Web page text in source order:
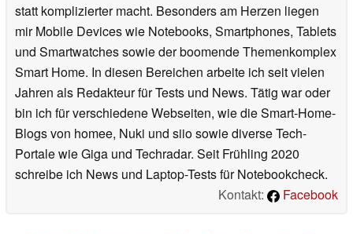
statt komplizierter macht. Besonders am Herzen liegen
mir Mobile Devices wie Notebooks, Smartphones, Tablets
und Smartwatches sowie der boomende Themenkomplex
Smart Home. In diesen Bereichen arbeite ich seit vielen
Jahren als Redakteur für Tests und News. Tätig war oder
bin ich für verschiedene Webseiten, wie die Smart-Home-
Blogs von homee, Nuki und siio sowie diverse Tech-
Portale wie Giga und Techradar. Seit Frühling 2020
schreibe ich News und Laptop-Tests für Notebookcheck.
Kontakt:
Facebook